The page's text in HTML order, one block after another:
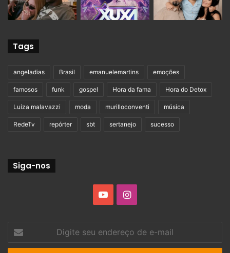
Tags
angeladias Brasil emanuelemartins emoções
famosos funk gospel Hora da fama Hora do Detox
Luíza malavazzi moda murilloconventi música
RedeTv repórter sbt sertanejo sucesso
Siga-nos
YouTubeInstagram
seu
endereço